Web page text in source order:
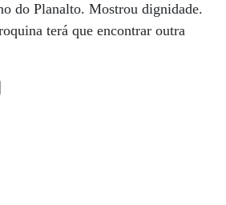
do Planalto. Mostrou dignidade.
terá que encontrar outra